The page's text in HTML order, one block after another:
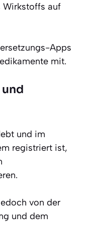
Wirkstoffs auf
Apps
mit.
und im
registriert ist,
von der
und dem